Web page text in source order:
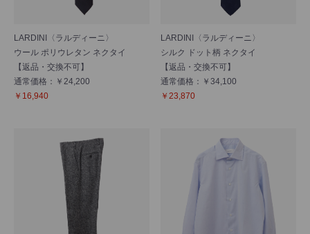
LARDINI〈ラルディーニ〉
ウール ポリウレタン ネクタイ
【返品・交換不可】
通常価格：￥24,200
￥16,940
LARDINI〈ラルディーニ〉
シルク ドット柄 ネクタイ
【返品・交換不可】
通常価格：￥34,100
￥23,870